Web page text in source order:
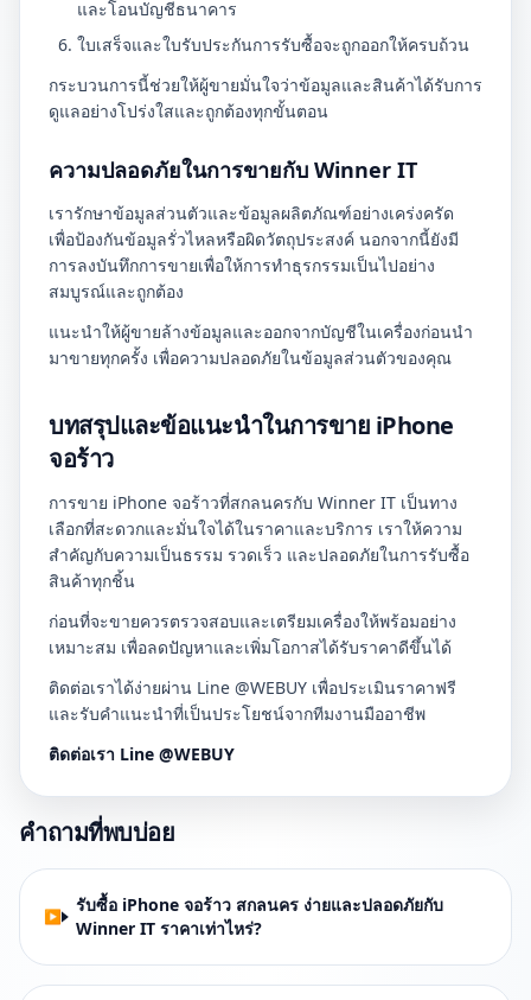
และโอนบัญชีธนาคาร
ใบเสร็จและใบรับประกันการรับซื้อจะถูกออกให้ครบถ้วน
กระบวนการนี้ช่วยให้ผู้ขายมั่นใจว่าข้อมูลและสินค้าได้รับการ
ดูแลอย่างโปร่งใสและถูกต้องทุกขั้นตอน
ความปลอดภัยในการขายกับ Winner IT
เรารักษาข้อมูลส่วนตัวและข้อมูลผลิตภัณฑ์อย่างเคร่งครัด
เพื่อป้องกันข้อมูลรั่วไหลหรือผิดวัตถุประสงค์ นอกจากนี้ยังมี
การลงบันทึกการขายเพื่อให้การทำธุรกรรมเป็นไปอย่าง
สมบูรณ์และถูกต้อง
แนะนำให้ผู้ขายล้างข้อมูลและออกจากบัญชีในเครื่องก่อนนำ
มาขายทุกครั้ง เพื่อความปลอดภัยในข้อมูลส่วนตัวของคุณ
บทสรุปและข้อแนะนำในการขาย iPhone
จอร้าว
การขาย iPhone จอร้าวที่สกลนครกับ Winner IT เป็นทาง
เลือกที่สะดวกและมั่นใจได้ในราคาและบริการ เราให้ความ
สำคัญกับความเป็นธรรม รวดเร็ว และปลอดภัยในการรับซื้อ
สินค้าทุกชิ้น
ก่อนที่จะขายควรตรวจสอบและเตรียมเครื่องให้พร้อมอย่าง
เหมาะสม เพื่อลดปัญหาและเพิ่มโอกาสได้รับราคาดีขึ้นได้
ติดต่อเราได้ง่ายผ่าน Line @WEBUY เพื่อประเมินราคาฟรี
และรับคำแนะนำที่เป็นประโยชน์จากทีมงานมืออาชีพ
ติดต่อเรา Line @WEBUY
คำถามที่พบบ่อย
รับซื้อ iPhone จอร้าว สกลนคร ง่ายและปลอดภัยกับ
Winner IT ราคาเท่าไหร่?